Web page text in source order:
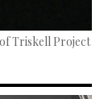
Triskell Project